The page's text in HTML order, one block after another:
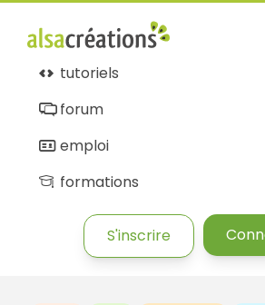
tutoriels
forum
emploi
formations
S'inscrire